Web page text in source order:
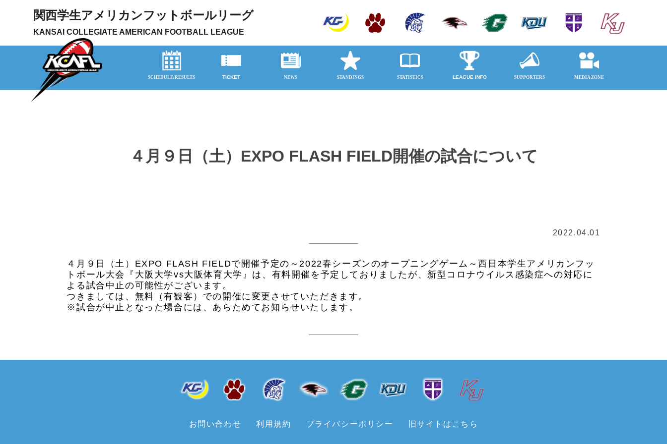
関西学生アメリカンフットボールリーグ
KANSAI COLLEGIATE AMERICAN FOOTBALL LEAGUE
４月９日（土）EXPO FLASH FIELD開催の試合について
2022.04.01
４月９日（土）EXPO FLASH FIELDで開催予定の～2022春シーズンのオープニングゲーム～西日本学生アメリカンフッ
トボール大会『大阪大学vs大阪体育大学』は、有料開催を予定しておりましたが、新型コロナウイルス感染症への対応に
よる試合中止の可能性がございます。
つきましては、無料（有観客）での開催に変更させていただきます。
※試合が中止となった場合には、あらためてお知らせいたします。
お問い合わせ 利用規約 プライバシーポリシー 旧サイトはこちら